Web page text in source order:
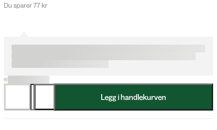
Du sparer 77 kr
Legg i handlekurven